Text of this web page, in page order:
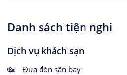
Danh sách tiện nghi
Dịch vụ khách sạn
Đưa đón sân bay